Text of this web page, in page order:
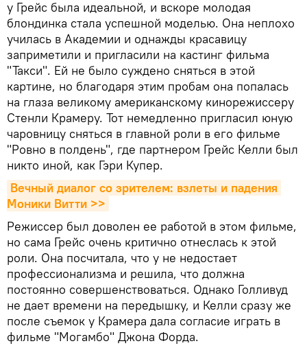
у Грейс была идеальной, и вскоре молодая
блондинка стала успешной моделью. Она неплохо
училась в Академии и однажды красавицу
заприметили и пригласили на кастинг фильма
"Такси". Ей не было суждено сняться в этой
картине, но благодаря этим пробам она попалась
на глаза великому американскому кинорежиссеру
Стенли Крамеру. Тот немедленно пригласил юную
чаровницу сняться в главной роли в его фильме
"Ровно в полдень", где партнером Грейс Келли был
никто иной, как Гэри Купер.
Вечный диалог со зрителем: взлеты и падения
Моники Витти >>
Режиссер был доволен ее работой в этом фильме,
но сама Грейс очень критично отнеслась к этой
роли. Она посчитала, что у не недостает
профессионализма и решила, что должна
постоянно совершенствоваться. Однако Голливуд
не дает времени на передышку, и Келли сразу же
после съемок у Крамера дала согласие играть в
фильме "Могамбо" Джона Форда.